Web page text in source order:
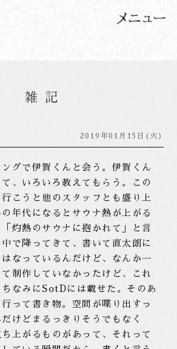
2019年01月15日(火)
グで伊賀くんと会う。伊賀くん
、いろいろ教えてもらう。この
こうと他のスタッフとも盛り上
年代になるとサウナ熱が上がる
灼熱のサウナに抱かれて」と言
で降ってきて、書いて直太朗に
なっているんだけど、なんか一
制作していなかったけど、これ
なみにSotDには載せた。そのあ
って書き物。空間が喋り出すっ
けどまるっきりそうでもなく
上がるものがあって、それって